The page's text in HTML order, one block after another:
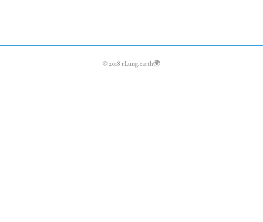
© 2018 rLung.earth🌍